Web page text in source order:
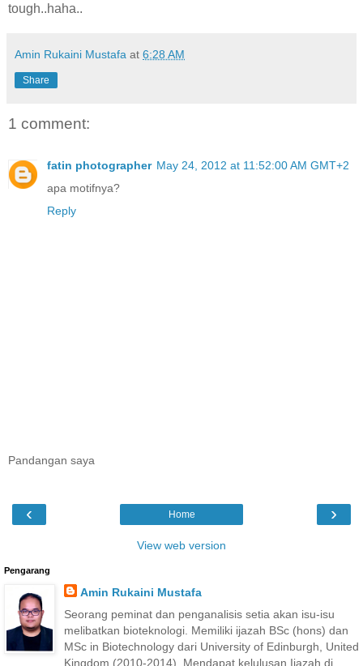
tough..haha..
Amin Rukaini Mustafa at 6:28 AM
Share
1 comment:
fatin photographer May 24, 2012 at 11:52:00 AM GMT+2
apa motifnya?
Reply
Pandangan saya
‹ ›
Home
View web version
Pengarang
Amin Rukaini Mustafa
Seorang peminat dan penganalisis setia akan isu-isu
melibatkan bioteknologi. Memiliki ijazah BSc (hons) dan
MSc in Biotechnology dari University of Edinburgh, United
Kingdom (2010-2014). Mendapat kelulusan Ijazah di